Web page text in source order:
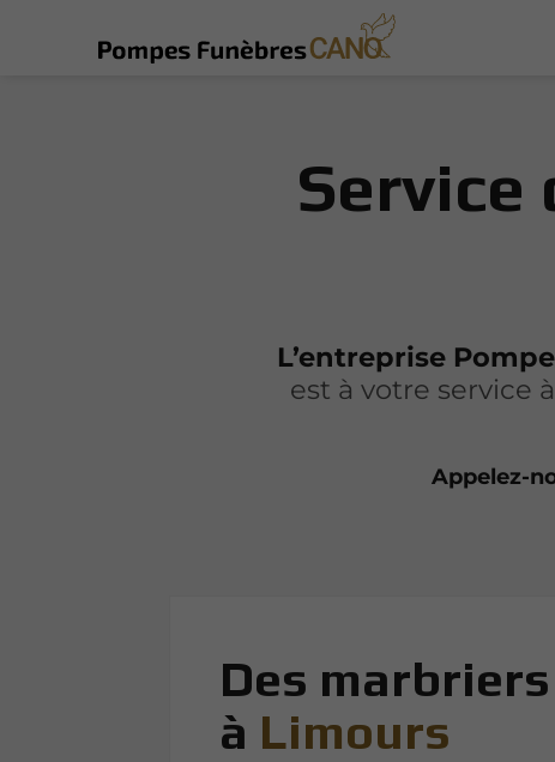
Service
L’entreprise
est à votre service
Appelez-
Des
à Limours